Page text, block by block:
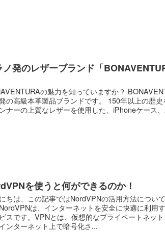
ノ発のレザーブランド「
の魅力を知っていますか？
の高級本革製品ブランドです。 150年以上の歴
ナーの上質なレザーを使用した、iPhoneケース
を使うと何ができるのか！
ちは、この記事ではNordVPNの活用方法につい
は、インターネットを安全に快適に利用
スです。VPNとは、仮想的なプライベートネッ
ンターネット上で暗号化さ...